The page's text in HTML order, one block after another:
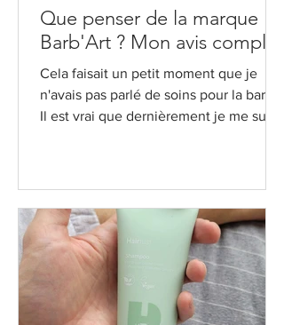
Que penser de la marque
Barb'Art ? Mon avis complet
Cela faisait un petit moment que je
n'avais pas parlé de soins pour la barbe.
Il est vrai que dernièrement je me suis